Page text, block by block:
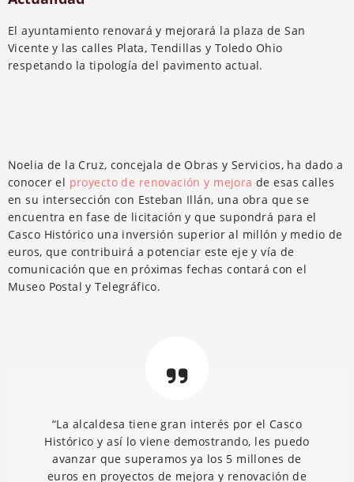
El ayuntamiento renovará y mejorará la plaza de San
Vicente y las calles Plata, Tendillas y Toledo Ohio
respetando la tipología del pavimento actual.
Noelia de la Cruz, concejala de Obras y Servicios, ha dado a
conocer el proyecto de renovación y mejora de esas calles
en su intersección con Esteban Illán, una obra que se
encuentra en fase de licitación y que supondrá para el
Casco Histórico una inversión superior al millón y medio de
euros, que contribuirá a potenciar este eje y vía de
comunicación que en próximas fechas contará con el
Museo Postal y Telegráfico.
“La alcaldesa tiene gran interés por el Casco
Histórico y así lo viene demostrando, les puedo
avanzar que superamos ya los 5 millones de
euros en proyectos de mejora y renovación de